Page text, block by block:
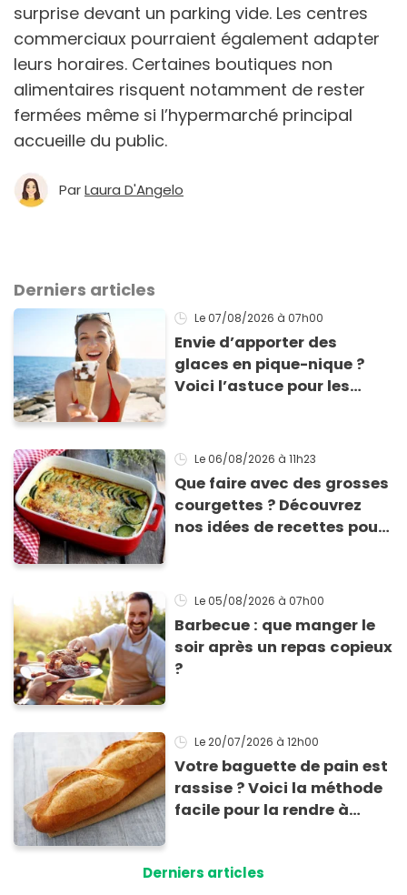
surprise devant un parking vide. Les centres
commerciaux pourraient également adapter
leurs horaires. Certaines boutiques non
alimentaires risquent notamment de rester
fermées même si l’hypermarché principal
accueille du public.
ParLaura D'Angelo
Derniers articles
Le 07/08/2026 à 07h00
Envie d’apporter des
glaces en pique-nique ?
Voici l’astuce pour les
ne fondent !
Le 06/08/2026 à 11h23
Que faire avec des grosses
courgettes ? Découvrez
nos idées de recettes pour
Le 05/08/2026 à 07h00
Barbecue : que manger le
soir après un repas copieux
?
Le 20/07/2026 à 12h00
Votre baguette de pain est
rassise ? Voici la méthode
facile pour la rendre à
Derniers articles